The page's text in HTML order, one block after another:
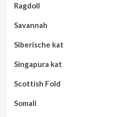
Ragdoll
Savannah
Siberische kat
Singapura kat
Scottish Fold
Somali